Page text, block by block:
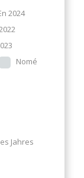
2024
Nomé
Jahres